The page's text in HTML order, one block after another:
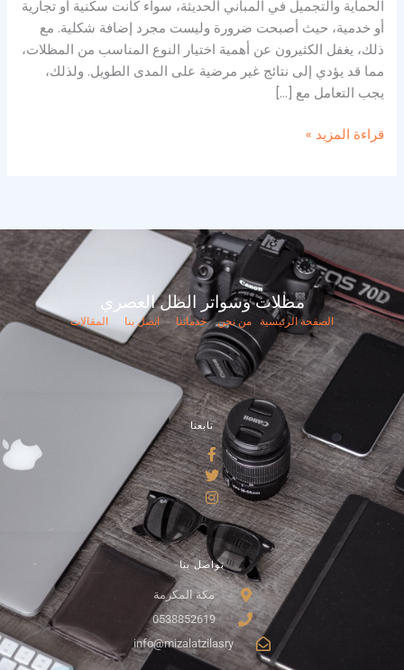
الحماية والتجميل في المباني الحديثة، سواء كانت سكنية أو تجارية
أو خدمية، حيث أصبحت ضرورة وليست مجرد إضافة شكلية. مع
ذلك، يغفل الكثيرون عن أهمية اختيار النوع المناسب من المظلات،
مما قد يؤدي إلى نتائج غير مرضية على المدى الطويل. ولذلك،
يجب التعامل مع […]
قراءة المزيد »
تواصل بنا
مكة المكرمة
0538852619
info@mizalatzilasry
تابعنا
مظلات وسواتر الظل العصري
الصفحة الرئيسية من نحن خدماتنا اتصل بنا المقالات